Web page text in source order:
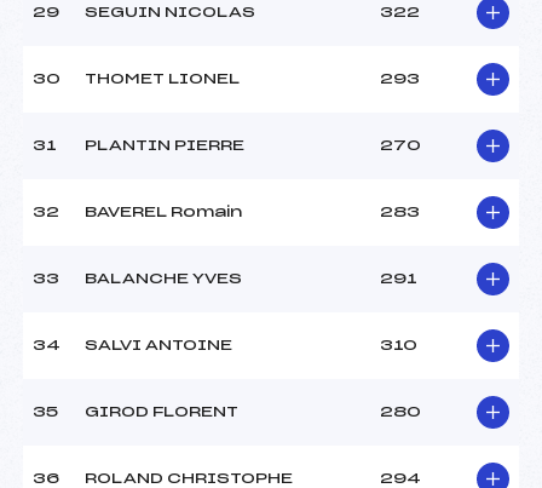
29 SEGUIN NICOLAS 322
30 THOMET LIONEL 293
31 PLANTIN PIERRE 270
32 BAVEREL Romain 283
33 BALANCHE YVES 291
34 SALVI ANTOINE 310
35 GIROD FLORENT 280
36 ROLAND CHRISTOPHE 294